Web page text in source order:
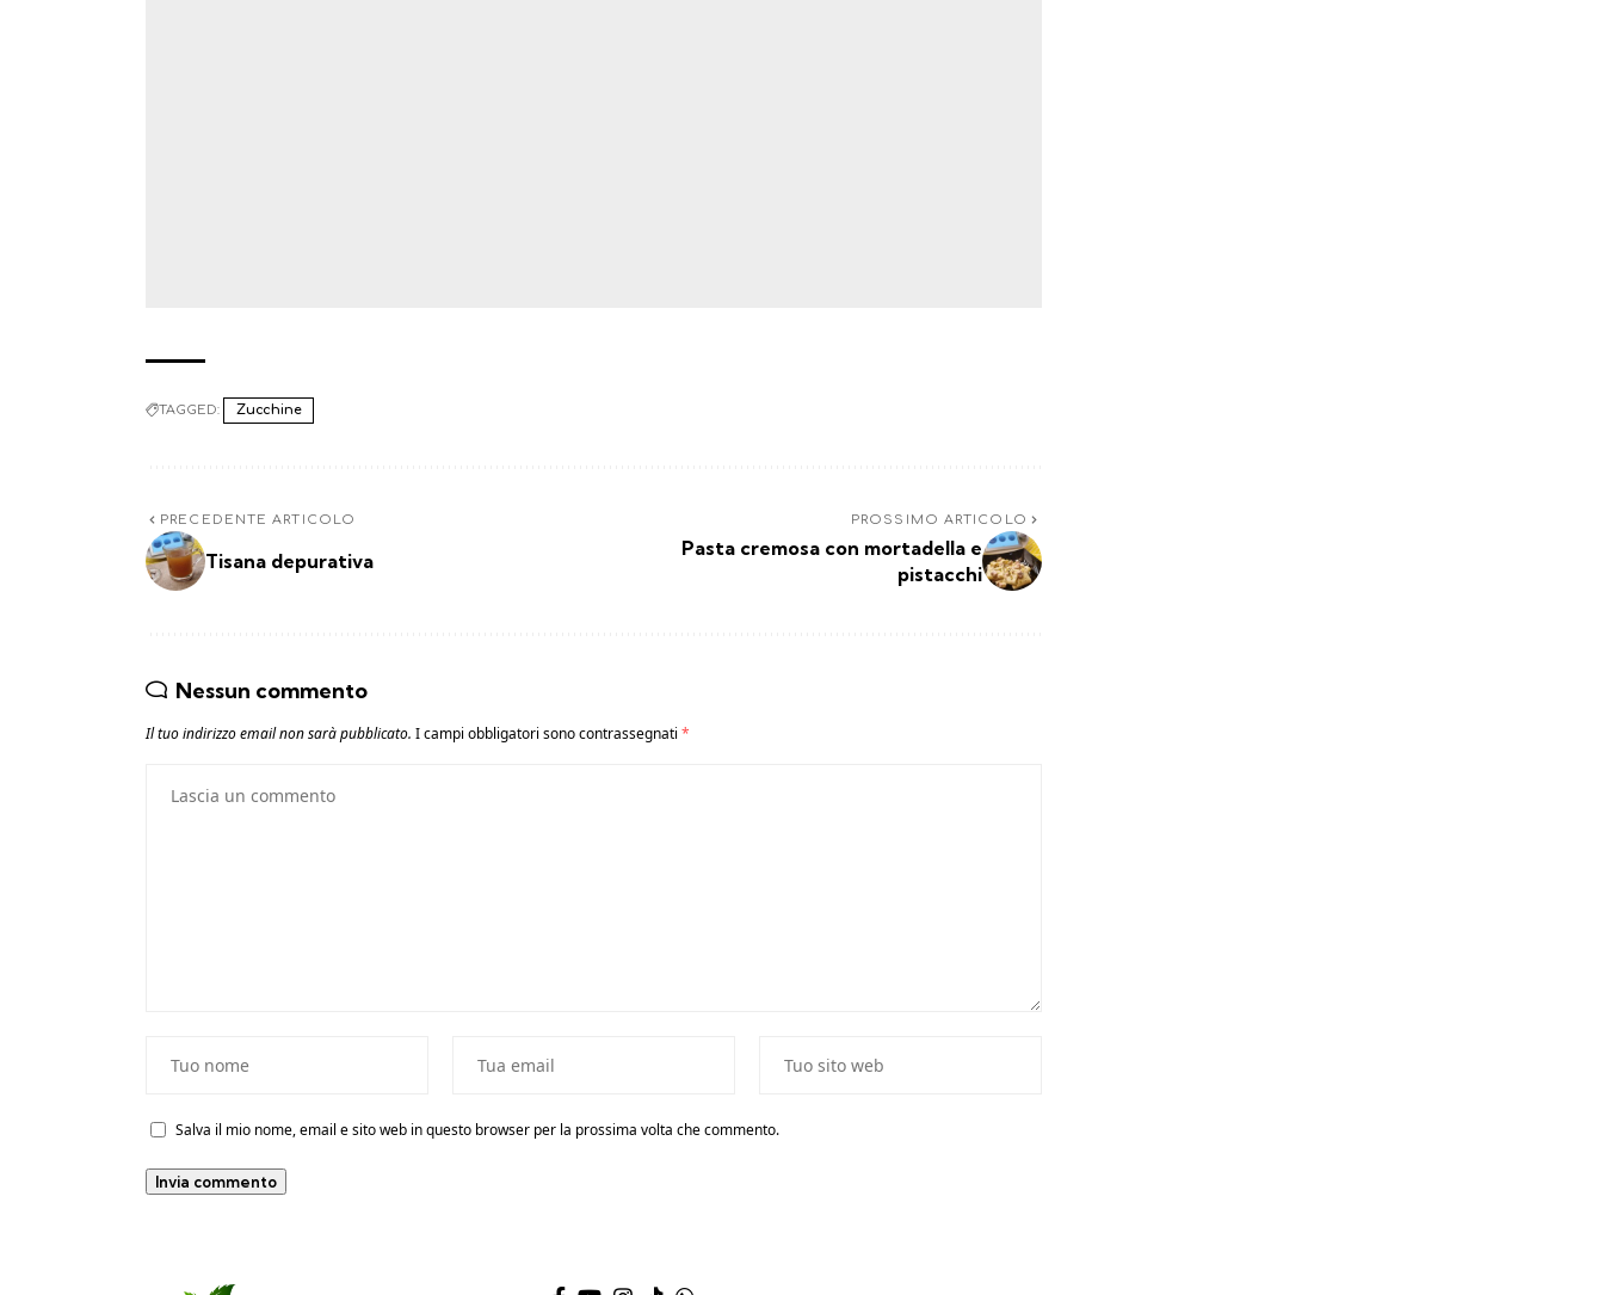
TAGGED: Zucchine
PRECEDENTE ARTICOLO
Tisana depurativa
PROSSIMO ARTICOLO
Pasta cremosa con mortadella e
pistacchi
Nessun commento
Il tuo indirizzo email non sarà pubblicato. I campi obbligatori sono contrassegnati *
Salva il mio nome, email e sito web in questo browser per la prossima volta che commento.